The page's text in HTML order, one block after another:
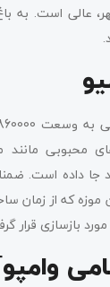
عالی است. به
محبوبی
جا داده است.
بازسازی قرار